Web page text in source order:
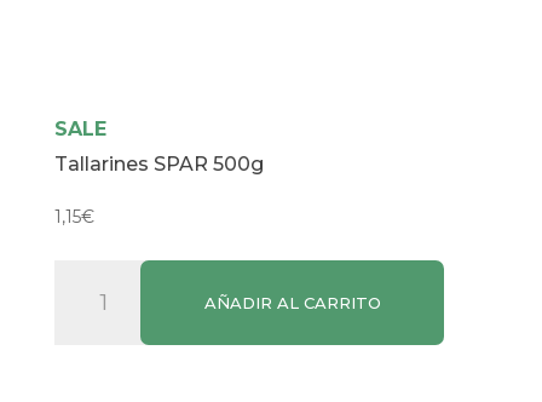
SALE
Tallarines SPAR 500g
1,15€
SPAR
AÑADIR AL CARRITO